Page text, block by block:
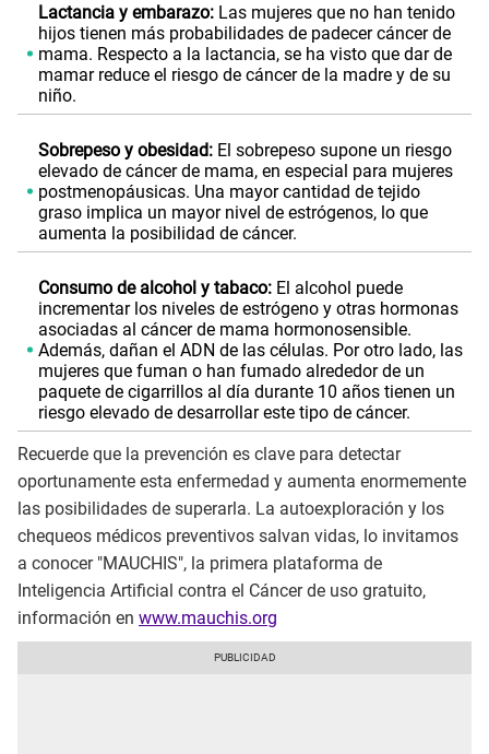
Lactancia y embarazo: Las mujeres que no han tenido
hijos tienen más probabilidades de padecer cáncer de
mama. Respecto a la lactancia, se ha visto que dar de
mamar reduce el riesgo de cáncer de la madre y de su
niño.
Sobrepeso y obesidad: El sobrepeso supone un riesgo
elevado de cáncer de mama, en especial para mujeres
postmenopáusicas. Una mayor cantidad de tejido
graso implica un mayor nivel de estrógenos, lo que
aumenta la posibilidad de cáncer.
Consumo de alcohol y tabaco: El alcohol puede
incrementar los niveles de estrógeno y otras hormonas
asociadas al cáncer de mama hormonosensible.
Además, dañan el ADN de las células. Por otro lado, las
mujeres que fuman o han fumado alrededor de un
paquete de cigarrillos al día durante 10 años tienen un
riesgo elevado de desarrollar este tipo de cáncer.
Recuerde que la prevención es clave para detectar
oportunamente esta enfermedad y aumenta enormemente
las posibilidades de superarla. La autoexploración y los
chequeos médicos preventivos salvan vidas, lo invitamos
a conocer "MAUCHIS", la primera plataforma de
Inteligencia Artificial contra el Cáncer de uso gratuito,
información en www.mauchis.org